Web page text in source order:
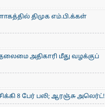
திமுக எம்.பி.க்கள்
தலைமை அதிகாரி மீது வழக்குப்
8 பேர் பலி; ஆரஞ்சு அலெர்ட்!